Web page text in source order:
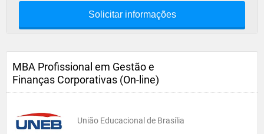
Solicitar informações
MBA Profissional em Gestão e
Finanças Corporativas (On-line)
União Educacional de Brasília